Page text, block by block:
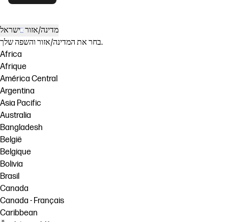
מדינה/אזור ישראל
בחר את המדינה/אזור והשפה שלך.
Africa
Afrique
América Central
Argentina
Asia Pacific
Australia
Bangladesh
België
Belgique
Bolivia
Brasil
Canada
Canada - Français
Caribbean